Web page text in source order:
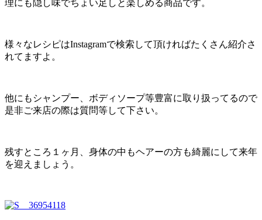
理にも隠し味でちょい足しと楽しめる商品です。
様々なレシピはInstagramで検索して頂ければたくさん紹介さ
れてますよ。
他にもシャンプー、ボディソープ等豊富に取り扱ってるので
是非ご来店の際は質問等して下さい。
残すところ１ヶ月、身体の中もヘアーの方も綺麗にして来年
を迎えましょう。